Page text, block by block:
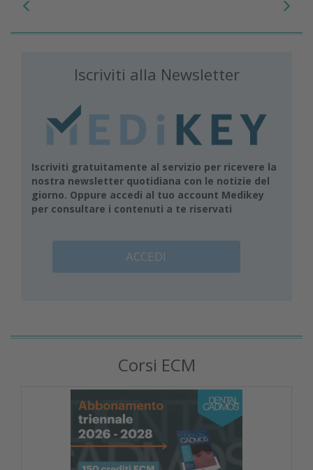
Iscriviti alla Newsletter
Iscriviti gratuitamente al servizio per ricevere la
nostra newsletter quotidiana con le notizie del
giorno. Oppure accedi al tuo account Medikey
per consultare i contenuti a te riservati
ACCEDI
Corsi ECM